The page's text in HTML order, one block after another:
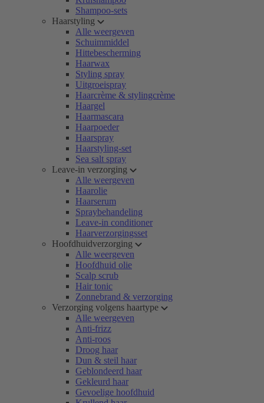
Shampoo-sets
Haarstyling
Alle weergeven
Schuimmiddel
Hittebescherming
Haarwax
Styling spray
Uitgroeispray
Haarcrème & stylingcrème
Haargel
Haarmascara
Haarpoeder
Haarspray
Haarstyling-set
Sea salt spray
Leave-in verzorging
Alle weergeven
Haarolie
Haarserum
Spraybehandeling
Leave-in conditioner
Haarverzorgingsset
Hoofdhuidverzorging
Alle weergeven
Hoofdhuid olie
Scalp scrub
Hair tonic
Zonnebrand & verzorging
Verzorging volgens haartype
Alle weergeven
Anti-frizz
Anti-roos
Droog haar
Dun & steil haar
Geblondeerd haar
Gekleurd haar
Gevoelige hoofdhuid